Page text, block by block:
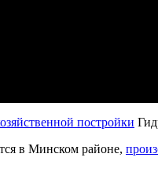
постройки
в Минском районе,